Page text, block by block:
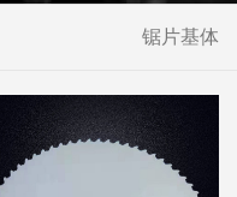
锯片基体